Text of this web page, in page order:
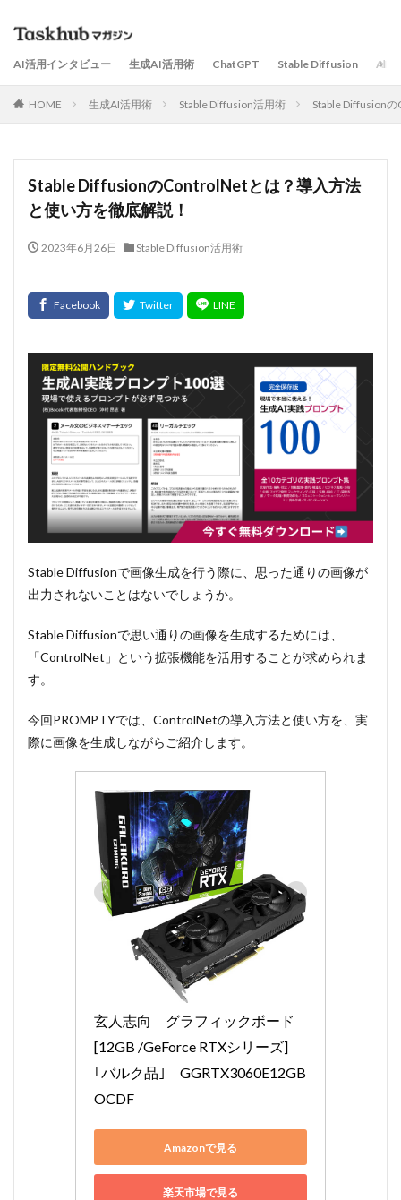
AI活用インタビュー 生成AI活用術 ChatGPT Stable Diffusion AIサ
HOME 生成AI活用術 Stable Diffusion活用術 Stable Diffusion
Stable DiffusionのControlNetとは？導入方法
と使い方を徹底解説！
2023年6月26日 Stable Diffusion活用術
Stable Diffusionで画像生成を行う際に、思った通りの画像が
出力されないことはないでしょうか。
Stable Diffusionで思い通りの画像を生成するためには、
「ControlNet」という拡張機能を活用することが求められま
す。
今回PROMPTYでは、ControlNetの導入方法と使い方を、実
際に画像を生成しながらご紹介します。
玄人志向　グラフィックボード
[12GB /GeForce RTXシリーズ]
｢バルク品｣　GGRTX3060E12GB
OCDF
Amazonで見る
楽天市場で見る